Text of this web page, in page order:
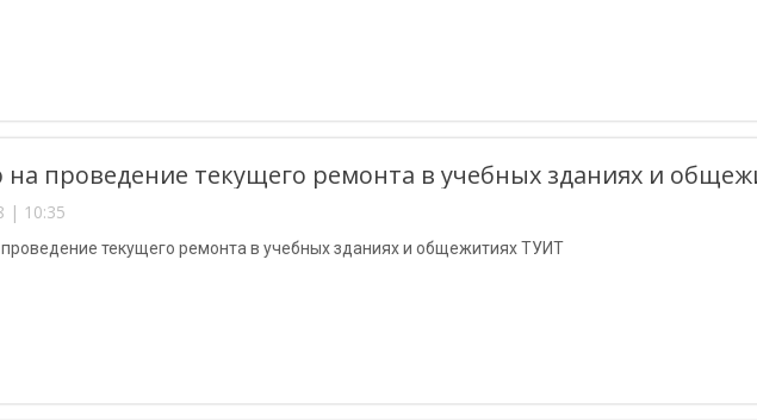
на проведение текущего ремонта в учебных зданиях и
| 10:35
текущего ремонта в учебных зданиях и общежитиях ТУИТ